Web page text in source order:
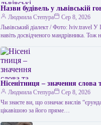
Назви будівель у львівській
Людмила Степура
Сер 8, 2026
Львівський діалект / Фото: lviv.travel У
навіть досвідченого мандрівника.
Нісенітниця – значення слова
Людмила Степура
Сер 8, 2026
Чи знаєте ви, що означає вислів
цікавішою за його пряме…